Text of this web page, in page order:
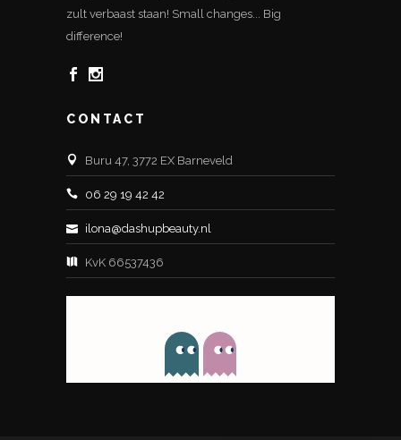
zult verbaast staan! Small changes... Big
difference!
CONTACT
Buru 47, 3772 EX Barneveld
06 29 19 42 42
ilona@dashupbeauty.nl
KvK 66537436